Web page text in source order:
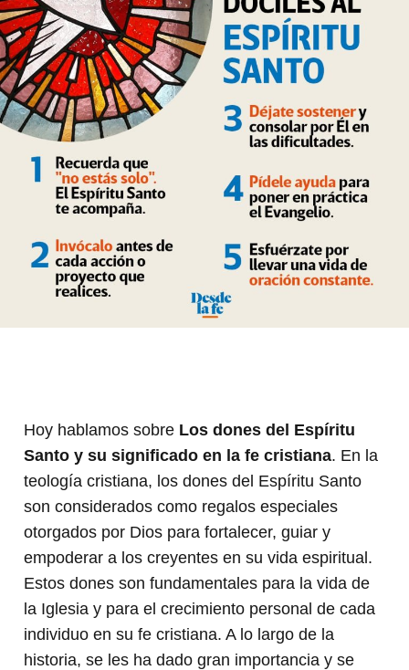
Hoy hablamos sobre Los dones del Espíritu
Santo y su significado en la fe cristiana. En la
teología cristiana, los dones del Espíritu Santo
son considerados como regalos especiales
otorgados por Dios para fortalecer, guiar y
empoderar a los creyentes en su vida espiritual.
Estos dones son fundamentales para la vida de
la Iglesia y para el crecimiento personal de cada
individuo en su fe cristiana. A lo largo de la
historia, se les ha dado gran importancia y se